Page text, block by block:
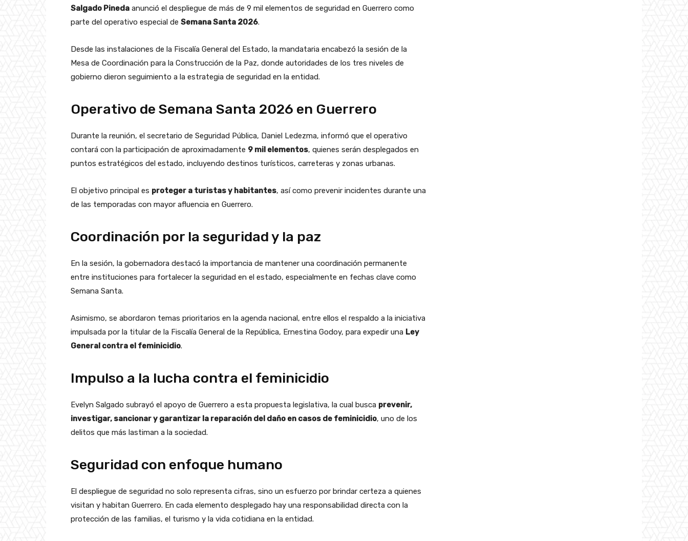
Salgado Pineda anunció el despliegue de más de 9 mil elementos de seguridad en Guerrero como
parte del operativo especial de Semana Santa 2026.
Desde las instalaciones de la Fiscalía General del Estado, la mandataria encabezó la sesión de la
Mesa de Coordinación para la Construcción de la Paz, donde autoridades de los tres niveles de
gobierno dieron seguimiento a la estrategia de seguridad en la entidad.
Operativo de Semana Santa 2026 en Guerrero
Durante la reunión, el secretario de Seguridad Pública, Daniel Ledezma, informó que el operativo
contará con la participación de aproximadamente 9 mil elementos, quienes serán desplegados en
puntos estratégicos del estado, incluyendo destinos turísticos, carreteras y zonas urbanas.
El objetivo principal es proteger a turistas y habitantes, así como prevenir incidentes durante una
de las temporadas con mayor afluencia en Guerrero.
Coordinación por la seguridad y la paz
En la sesión, la gobernadora destacó la importancia de mantener una coordinación permanente
entre instituciones para fortalecer la seguridad en el estado, especialmente en fechas clave como
Semana Santa.
Asimismo, se abordaron temas prioritarios en la agenda nacional, entre ellos el respaldo a la iniciativa
impulsada por la titular de la Fiscalía General de la República, Ernestina Godoy, para expedir una Ley
General contra el feminicidio.
Impulso a la lucha contra el feminicidio
Evelyn Salgado subrayó el apoyo de Guerrero a esta propuesta legislativa, la cual busca prevenir,
investigar, sancionar y garantizar la reparación del daño en casos de feminicidio, uno de los
delitos que más lastiman a la sociedad.
Seguridad con enfoque humano
El despliegue de seguridad no solo representa cifras, sino un esfuerzo por brindar certeza a quienes
visitan y habitan Guerrero. En cada elemento desplegado hay una responsabilidad directa con la
protección de las familias, el turismo y la vida cotidiana en la entidad.